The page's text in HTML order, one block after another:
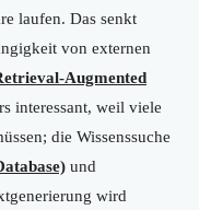
laufen. Das senkt
von externen
Augmented
interessant, weil viele
die Wissenssuche
und
wird